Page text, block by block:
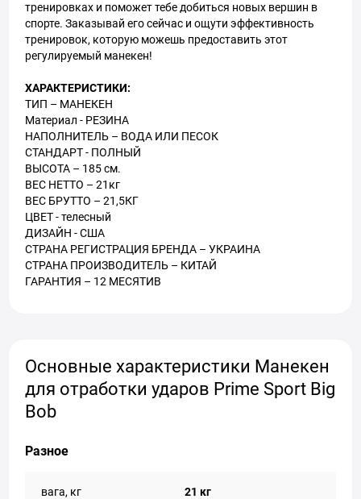
тренировках и поможет тебе добиться новых вершин в
спорте. Заказывай его сейчас и ощути эффективность
тренировок, которую можешь предоставить этот
регулируемый манекен!
ХАРАКТЕРИСТИКИ:
ТИП – МАНЕКЕН
Материал - РЕЗИНА
НАПОЛНИТЕЛЬ – ВОДА ИЛИ ПЕСОК
СТАНДАРТ - ПОЛНЫЙ
ВЫСОТА – 185 см.
ВЕС НЕТТО – 21кг
ВЕС БРУТТО – 21,5КГ
ЦВЕТ - телесный
ДИЗАЙН - США
СТРАНА РЕГИСТРАЦИЯ БРЕНДА – УКРАИНА
СТРАНА ПРОИЗВОДИТЕЛЬ – КИТАЙ
ГАРАНТИЯ – 12 МЕСЯТИВ
Основные характеристики Манекен
для отработки ударов Prime Sport Big
Bob
Разное
вага, кг 21 кг